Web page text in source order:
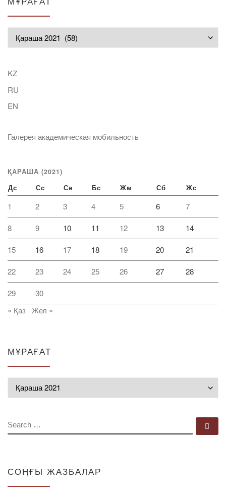
KZ
RU
EN
Галерея академическая мобильность
ҚАРАША (2021)
Дс Сс Сә Бс Жм Сб Жс
1 2 3 4 5 6 7
8 9 10 11 12 13 14
15 16 17 18 19 20 21
22 23 24 25 26 27 28
29
30
« Қаз
Жел »
МҰРАҒАТ
SEARCH
СОҢҒЫ ЖАЗБАЛАР